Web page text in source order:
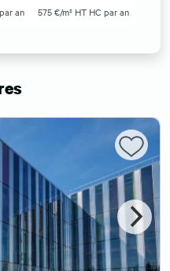
an 575 €/m² HT HC par an